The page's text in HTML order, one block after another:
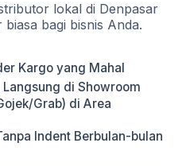
lokal di Denpasar
bagi bisnis Anda.
Kargo yang Mahal
di Showroom
Grab) di Area
Indent Berbulan-bulan